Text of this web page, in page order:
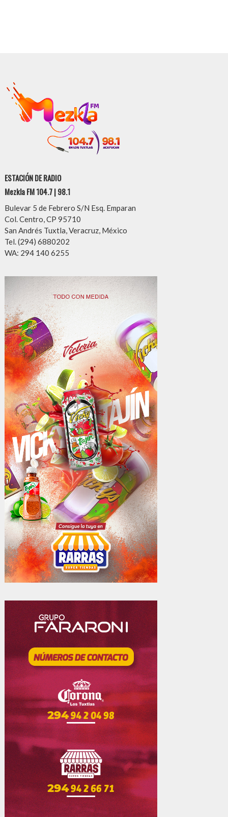
ESTACIÓN DE RADIO
Mezkla FM 104.7 | 98.1
Bulevar 5 de Febrero S/N Esq. Emparan
Col. Centro, CP 95710
San Andrés Tuxtla, Veracruz, México
Tel. (294) 6880202
WA: 294 140 6255